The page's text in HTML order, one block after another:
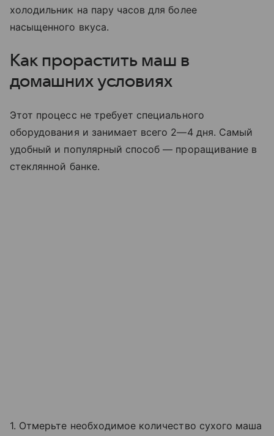
холодильник на пару часов для более
насыщенного вкуса.
Как прорастить маш в
домашних условиях
Этот процесс не требует специального
оборудования и занимает всего 2—4 дня. Самый
удобный и популярный способ — проращивание в
стеклянной банке.
1. Отмерьте необходимое количество сухого маша